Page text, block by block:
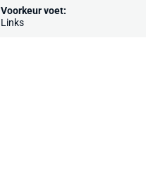
Voorkeur voet:
Links